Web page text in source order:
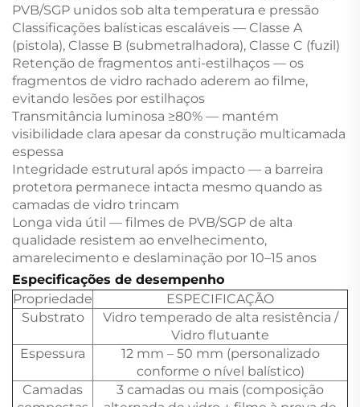
PVB/SGP unidos sob alta temperatura e pressão
Classificações balísticas escaláveis — Classe A
(pistola), Classe B (submetralhadora), Classe C (fuzil)
Retenção de fragmentos anti-estilhaços — os
fragmentos de vidro rachado aderem ao filme,
evitando lesões por estilhaços
Transmitância luminosa ≥80% — mantém
visibilidade clara apesar da construção multicamada
espessa
Integridade estrutural após impacto — a barreira
protetora permanece intacta mesmo quando as
camadas de vidro trincam
Longa vida útil — filmes de PVB/SGP de alta
qualidade resistem ao envelhecimento,
amarelecimento e deslaminação por 10–15 anos
Especificações de desempenho
Propriedade
ESPECIFICAÇÃO
Substrato
Vidro temperado de alta resistência /
Vidro flutuante
Espessura
12 mm – 50 mm (personalizado
conforme o nível balístico)
Camadas
3 camadas ou mais (composição